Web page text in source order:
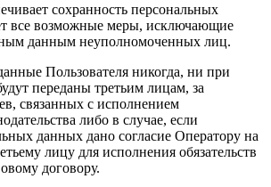
сохранность персональных
все возможные меры, исключающие
данным неуполномоченных лиц.
Пользователя никогда, ни при
переданы третьим лицам, за
связанных с исполнением
либо в случае, если
данных дано согласие Оператору на
лицу для исполнения обязательств
договору.